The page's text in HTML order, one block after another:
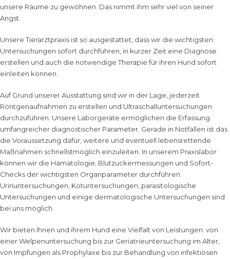
unsere Räume zu gewöhnen. Das nimmt ihm sehr viel von seiner
Angst.
Unsere Tierarztpraxis ist so ausgestattet, dass wir die wichtigsten
Untersuchungen sofort durchführen, in kurzer Zeit eine Diagnose
erstellen und auch die notwendige Therapie für ihren Hund sofort
einleiten können.
Auf Grund unserer Ausstattung sind wir in der Lage, jederzeit
Röntgenaufnahmen zu erstellen und Ultraschalluntersuchungen
durchzuführen. Unsere Laborgeräte ermöglichen die Erfassung
umfangreicher diagnostischer Parameter. Gerade in Notfällen ist das
die Voraussetzung dafür, weitere und eventuell lebensrettende
Maßnahmen schnellstmöglich einzuleiten. In unserem Praxislabor
können wir die Hämatologie, Blutzuckermessungen und Sofort-
Checks der wichtigsten Organparameter durchführen.
Urinuntersuchungen, Kotuntersuchungen, parasitologische
Untersuchungen und einige dermatologische Untersuchungen sind
bei uns möglich.
Wir bieten Ihnen und ihrem Hund eine Vielfalt von Leistungen: von
einerWelpenuntersuchung bis zur Geriatrieuntersuchung im Alter,
von Impfungen als Prophylaxe bis zur Behandlung von infektiösen